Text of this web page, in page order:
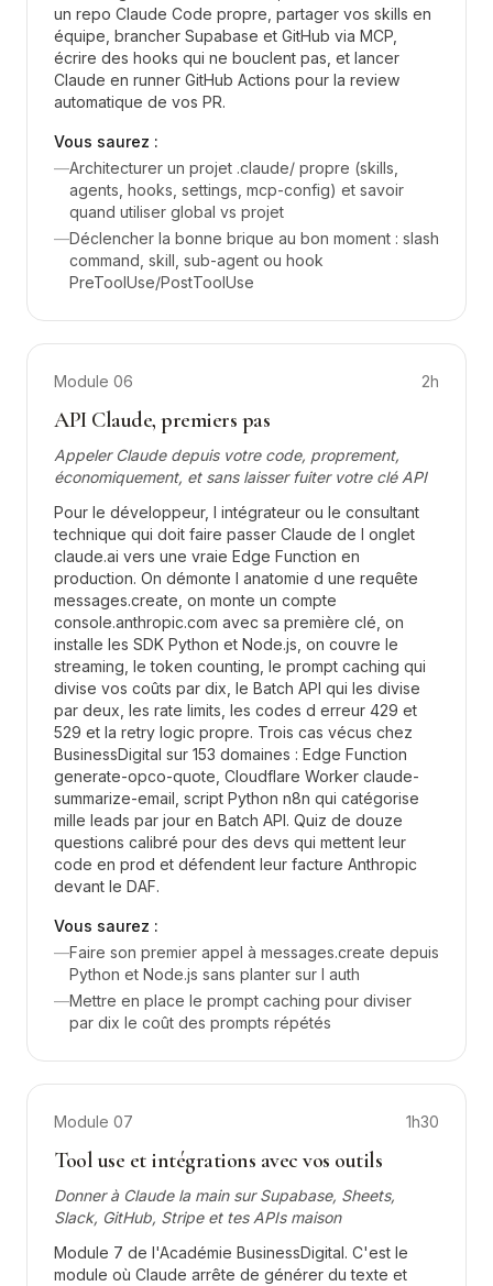
un repo Claude Code propre, partager vos skills en
équipe, brancher Supabase et GitHub via MCP,
écrire des hooks qui ne bouclent pas, et lancer
Claude en runner GitHub Actions pour la review
automatique de vos PR.
Vous saurez :
—Architecturer un projet .claude/ propre (skills,
agents, hooks, settings, mcp-config) et savoir
quand utiliser global vs projet
—Déclencher la bonne brique au bon moment : slash
command, skill, sub-agent ou hook
PreToolUse/PostToolUse
Module 06 2h
API Claude, premiers pas
Appeler Claude depuis votre code, proprement,
économiquement, et sans laisser fuiter votre clé API
Pour le développeur, l intégrateur ou le consultant
technique qui doit faire passer Claude de l onglet
claude.ai vers une vraie Edge Function en
production. On démonte l anatomie d une requête
messages.create, on monte un compte
console.anthropic.com avec sa première clé, on
installe les SDK Python et Node.js, on couvre le
streaming, le token counting, le prompt caching qui
divise vos coûts par dix, le Batch API qui les divise
par deux, les rate limits, les codes d erreur 429 et
529 et la retry logic propre. Trois cas vécus chez
BusinessDigital sur 153 domaines : Edge Function
generate-opco-quote, Cloudflare Worker claude-
summarize-email, script Python n8n qui catégorise
mille leads par jour en Batch API. Quiz de douze
questions calibré pour des devs qui mettent leur
code en prod et défendent leur facture Anthropic
devant le DAF.
Vous saurez :
—Faire son premier appel à messages.create depuis
Python et Node.js sans planter sur l auth
—Mettre en place le prompt caching pour diviser
par dix le coût des prompts répétés
Module 07 1h30
Tool use et intégrations avec vos outils
Donner à Claude la main sur Supabase, Sheets,
Slack, GitHub, Stripe et tes APIs maison
Module 7 de l'Académie BusinessDigital. C'est le
module où Claude arrête de générer du texte et